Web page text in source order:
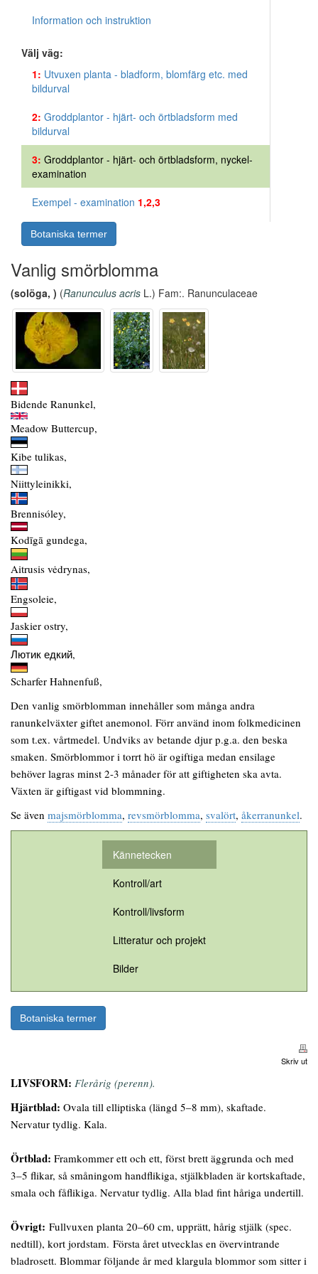
Information och instruktion
Välj väg:
1: Utvuxen planta - bladform, blomfärg etc. med
bildurval
2: Groddplantor - hjärt- och örtbladsform med
bildurval
3: Groddplantor - hjärt- och örtbladsform, nyckel-
examination
Exempel - examination 1,2,3
Botaniska termer
Vanlig smörblomma
(solöga, ) (Ranunculus acris L.) Fam:. Ranunculaceae
Bidende Ranunkel,
Meadow Buttercup,
Kibe tulikas,
Niittyleinikki,
Brennisóley,
Kodīgā gundega,
Aitrusis vėdrynas,
Engsoleie,
Jaskier ostry,
Лютик едкий,
Scharfer Hahnenfuß,
Den vanlig smörblomman innehåller som många andra
ranunkelväxter giftet anemonol. Förr använd inom folkmedicinen
som t.ex. vårtmedel. Undviks av betande djur p.g.a. den beska
smaken. Smörblommor i torrt hö är ogiftiga medan ensilage
behöver lagras minst 2-3 månader för att giftigheten ska avta.
Växten är giftigast vid blommning.
Se även majsmörblomma, revsmörblomma, svalört, åkerranunkel.
Kännetecken
Kontroll/art
Kontroll/livsform
Litteratur och projekt
Bilder
Botaniska termer
Skriv ut
LIVSFORM: Flerårig (perenn).
Hjärtblad: Ovala till elliptiska (längd 5–8 mm), skaftade.
Nervatur tydlig. Kala.
Örtblad: Framkommer ett och ett, först brett äggrunda och med
3–5 flikar, så småningom handflikiga, stjälkbladen är kortskaftade,
smala och fåflikiga. Nervatur tydlig. Alla blad fint håriga undertill.
Övrigt: Fullvuxen planta 20–60 cm, upprätt, hårig stjälk (spec.
nedtill), kort jordstam. Första året utvecklas en övervintrande
bladrosett. Blommar följande år med klargula blommor som sitter i